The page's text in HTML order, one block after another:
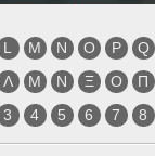
L M N O P
Q
Λ Μ Ν Ξ Ο
Π
3 4 5 6 7 8